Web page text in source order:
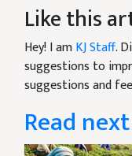
Like this
Hey! I amKJ Staff.
suggestions to
suggestions and
Read next